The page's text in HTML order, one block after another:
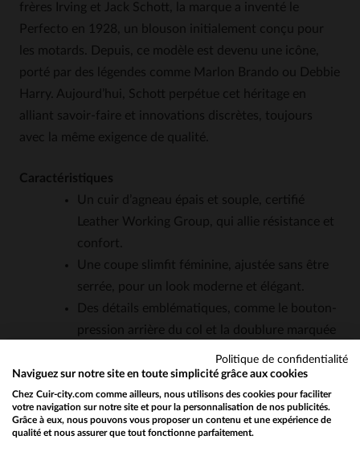
frères Irving et Jack Schott, la marque a inventé le
Perfecto en 1928, un blouson initialement conçu pour
les motards. Depuis, ce modèle est devenu une icône,
porté par des légendes comme Marlon Brando ou Debbie
Harry. Aujourd’hui, Schott perpétue cet héritage en
alliant savoir-faire et innovations discrètes, toujours
avec la même exigence de qualité.
Caractéristiques
Un cuir d’agneau épais et souple, certifié
Leather Working Group, qui allie résistance et
confort.
Une coupe slimfit féminine, ajustée sans être
serrée, pour un look moderne et élégant.
Des détails emblématiques, comme le bouton-
pression arrière du col et la doublure marquée
Une polyvalence rare: il s’adapte aussi bien à
une tenue rock qu’à une silhouette plus
sophistiquée.
Un entretien simple, à condition de le confier à
Would you like to be redirected to our English site?
Politique de confidentialité
Naviguez sur notre site en toute simplicité grâce aux cookies
Chez Cuir-city.com comme ailleurs, nous utilisons des cookies pour faciliter
votre navigation sur notre site et pour la personnalisation de nos publicités.
Grâce à eux, nous pouvons vous proposer un contenu et une expérience de
qualité et nous assurer que tout fonctionne parfaitement.